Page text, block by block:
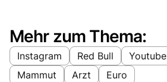
Mehr zum Thema:
Instagram Red Bull Youtube
Mammut
Arzt Euro